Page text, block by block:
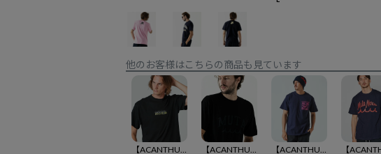
他のお客様はこちらの商品も見ています